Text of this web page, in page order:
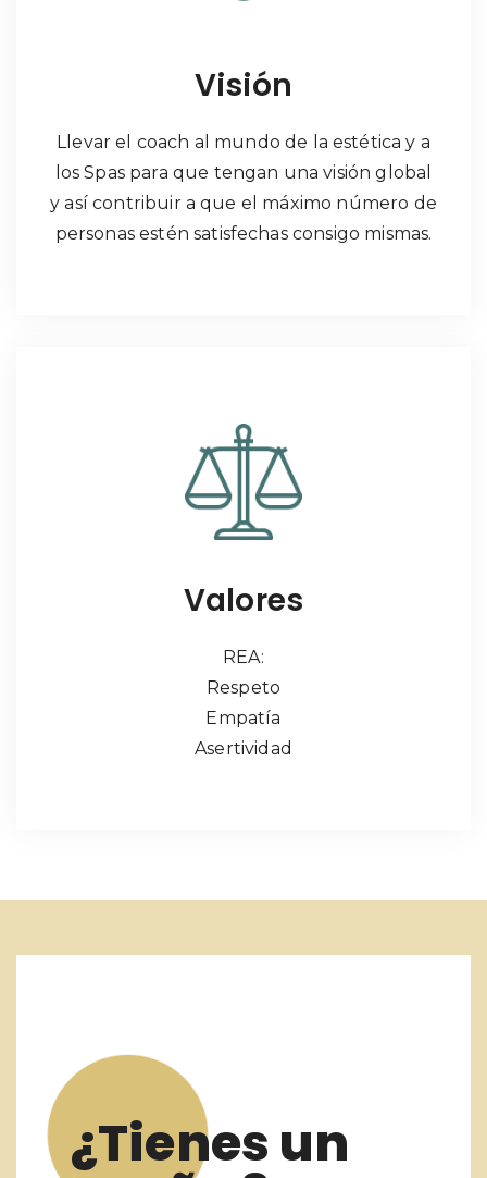
Visión
Llevar el coach al mundo de la estética y a
los Spas para que tengan una visión global
y así contribuir a que el máximo número de
personas estén satisfechas consigo mismas.
Valores
REA:
Respeto
Empatía
Asertividad
¿Tienes un